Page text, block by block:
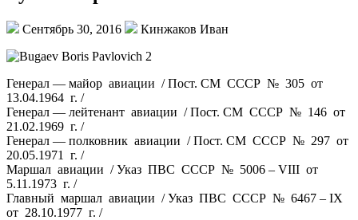
Сентябрь 30, 2016 Кинжаков Иван
Генерал — майор авиации / Пост. СМ СССР № 305 от
13.04.1964 г. /
Генерал — лейтенант авиации / Пост. СМ СССР № 146 от
21.02.1969 г. /
Генерал — полковник авиации / Пост. СМ СССР № 297 от
20.05.1971 г. /
Маршал авиации / Указ ПВС СССР № 5006 – VIII от
5.11.1973 г. /
Главный маршал авиации / Указ ПВС СССР № 6467 – IX
от 28.10.1977 г. /